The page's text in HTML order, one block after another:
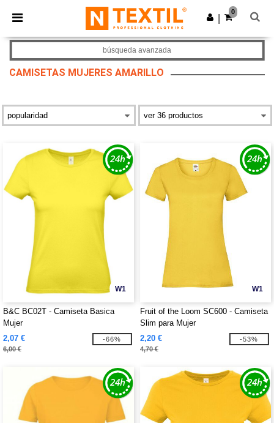
× App de Ntextil
¡Mejores precios en app!
Descargar app
0
CAMISETAS MUJERES AMARILLO
búsqueda avanzada
W1
B&C BC02T - Camiseta Basica
Mujer
2,07 €
6,00 €
-66%
W1
Fruit of the Loom SC600 - Camiseta
Slim para Mujer
2,20 €
4,70 €
-53%